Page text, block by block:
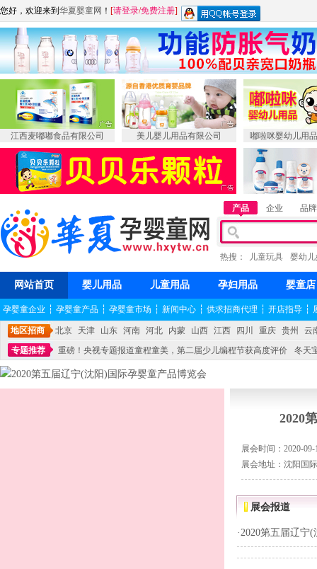
您好，欢迎来到 华夏婴童网 ！ [请登录/免费注册]
江西麦嘟嘟食品有限公司 美儿婴儿用品有限公司 嘟啦咪婴幼儿用
产品 企业 品牌
热搜： 儿童玩具 婴幼
网站首页 婴儿用品 儿童用品 孕妇用品 婴童店
孕婴童企业 ┆ 孕婴童产品 ┆ 孕婴童市场 ┆ 新闻中心 ┆ 供求招商代理 ┆ 开店指导 ┆
地区招商 北京 天津 山东 河南 河北 内蒙 山西 江西 四川 重庆 贵州
云
专题推荐
重磅！央视专题报道童程童美，第二届少儿编程节获高度评价
冬天
不能再单纯地销售产品,而要向增强服务转型,毕竟母婴产品比较特殊。”
2020
展会时间：2020-09-
展会地址：沈阳国
展会报道
·2020第五届辽宁